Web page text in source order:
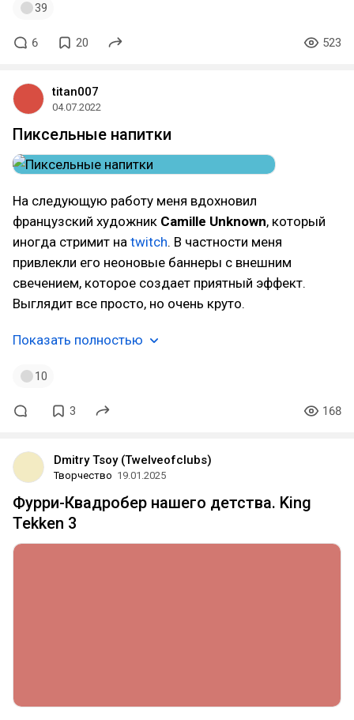
39
6 20 523
titan007
04.07.2022
Пиксельные напитки
На следующую работу меня вдохновил
французский художник Camille Unknown, который
иногда стримит на twitch. В частности меня
привлекли его неоновые баннеры с внешним
свечением, которое создает приятный эффект.
Выглядит все просто, но очень круто.
Показать полностью
10
3 168
Dmitry Tsoy (Twelveofclubs)
Творчество 19.01.2025
Фурри-Квадробер нашего детства. King
Tekken 3